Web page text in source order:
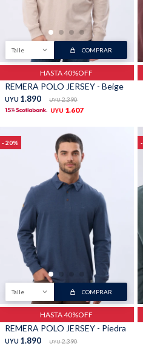
Talle COMPRAR
HASTA 40%OFF
REMERA POLO JERSEY - Beige
UYU 1.890 UYU 2.390
UYU 1.607
20
Talle COMPRAR
HASTA 40%OFF
REMERA POLO JERSEY - Piedra
UYU 1.890 UYU 2.390